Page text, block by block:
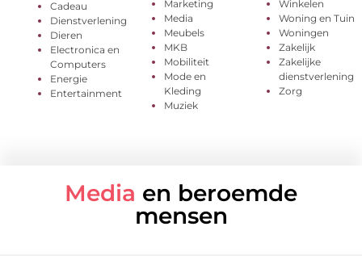
Cadeau
Dienstverlening
Dieren
Electronica en
Computers
Energie
Entertainment
Marketing
Media
Meubels
MKB
Mobiliteit
Mode en
Kleding
Muziek
Winkelen
Woning en Tuin
Woningen
Zakelijk
Zakelijke
dienstverlening
Zorg
Media en beroemde
mensen